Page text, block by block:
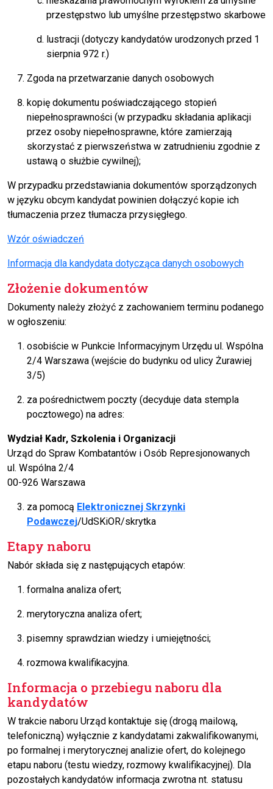
przestępstwo lub umyślne przestępstwo skarbowe
lustracji (dotyczy kandydatów urodzonych przed 1
sierpnia 972 r.)
Zgoda na przetwarzanie danych osobowych
kopię dokumentu poświadczającego stopień
niepełnosprawności (w przypadku składania aplikacji
przez osoby niepełnosprawne, które zamierzają
skorzystać z pierwszeństwa w zatrudnieniu zgodnie z
ustawą o służbie cywilnej);
W przypadku przedstawiania dokumentów sporządzonych
w języku obcym kandydat powinien dołączyć kopie ich
tłumaczenia przez tłumacza przysięgłego.
Wzór oświadczeń
Informacja dla kandydata dotycząca danych osobowych
Złożenie dokumentów
Dokumenty należy złożyć z zachowaniem terminu podanego
w ogłoszeniu:
osobiście w Punkcie Informacyjnym Urzędu ul. Wspólna
2/4 Warszawa (wejście do budynku od ulicy Żurawiej
3/5)
za pośrednictwem poczty (decyduje data stempla
pocztowego) na adres:
Wydział Kadr, Szkolenia i Organizacji
Urząd do Spraw Kombatantów i Osób Represjonowanych
ul. Wspólna 2/4
00-926 Warszawa
za pomocą Elektronicznej Skrzynki
Podawczej/UdSKiOR/skrytka
Etapy naboru
Nabór składa się z następujących etapów:
formalna analiza ofert;
merytoryczna analiza ofert;
pisemny sprawdzian wiedzy i umiejętności;
rozmowa kwalifikacyjna.
Informacja o przebiegu naboru dla
kandydatów
W trakcie naboru Urząd kontaktuje się (drogą mailową,
telefoniczną) wyłącznie z kandydatami zakwalifikowanymi,
po formalnej i merytorycznej analizie ofert, do kolejnego
etapu naboru (testu wiedzy, rozmowy kwalifikacyjnej). Dla
pozostałych kandydatów informacja zwrotna nt. statusu